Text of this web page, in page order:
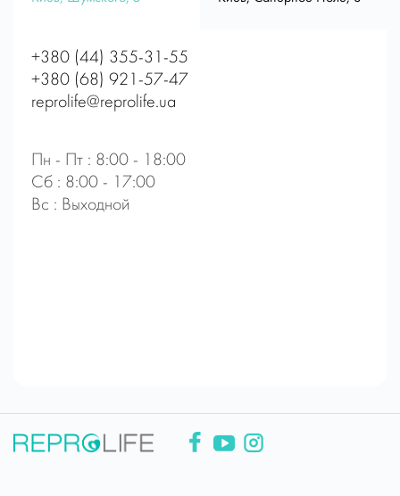
+380 (44) 355-31-55
+380 (68) 921-57-47
reprolife@reprolife.ua
Пн - Пт : 8:00 - 18:00
Сб : 8:00 - 17:00
Вс : Выходной